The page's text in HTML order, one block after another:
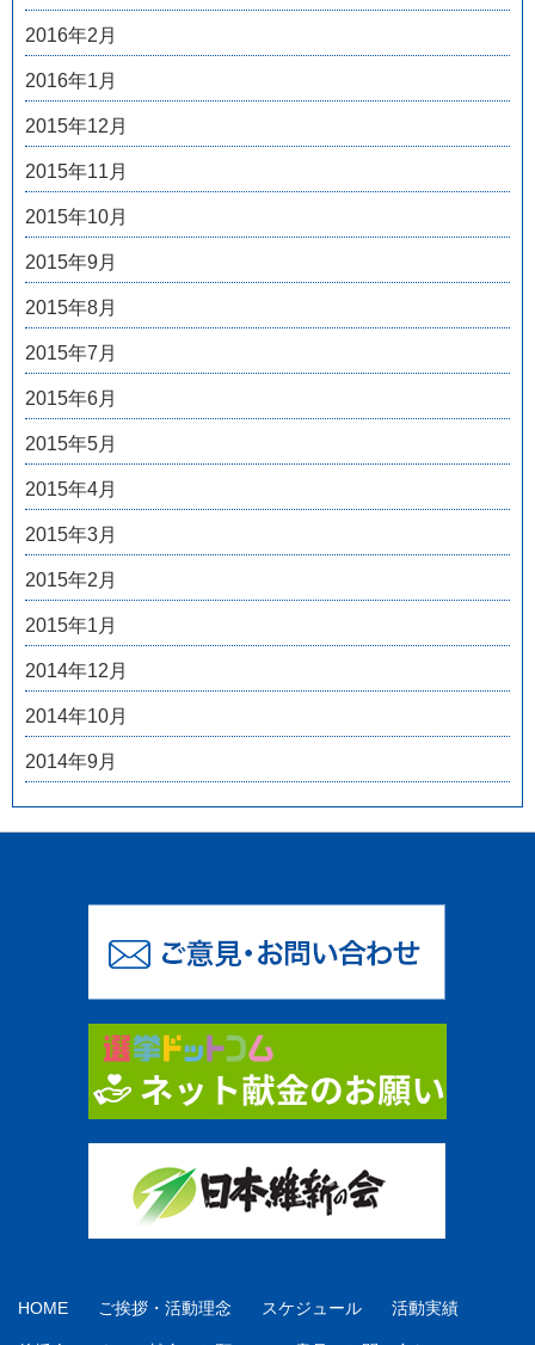
2016年2月
2016年1月
2015年12月
2015年11月
2015年10月
2015年9月
2015年8月
2015年7月
2015年6月
2015年5月
2015年4月
2015年3月
2015年2月
2015年1月
2014年12月
2014年10月
2014年9月
HOME ご挨拶・活動理念 スケジュール 活動実績